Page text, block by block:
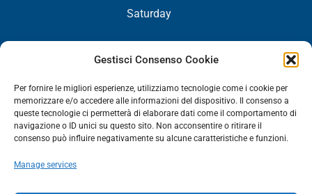
Gestisci Consenso Cookie
Per fornire le migliori esperienze, utilizziamo tecnologie come i cookie per
memorizzare e/o accedere alle informazioni del dispositivo. Il consenso a
queste tecnologie ci permetterà di elaborare dati come il comportamento di
navigazione o ID unici su questo sito. Non acconsentire o ritirare il
consenso può influire negativamente su alcune caratteristiche e funzioni.
Manage services
Saturday
Closed
NEWSLETTER